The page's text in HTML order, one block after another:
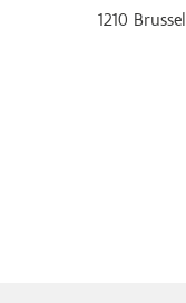
1210 Brussel